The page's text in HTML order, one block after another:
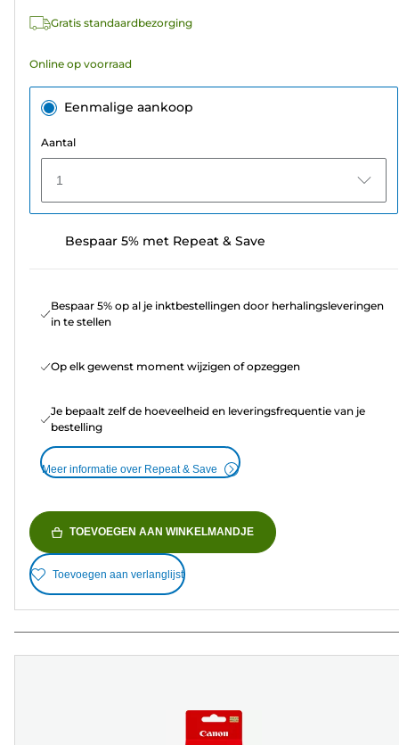
beoordelingen
Gratis standaardbezorging
Online op voorraad
Eenmalige aankoop
Aantal
1
Bespaar 5% met Repeat & Save
Bespaar 5% op al je inktbestellingen door herhalingsleveringen
in te stellen
Op elk gewenst moment wijzigen of opzeggen
Je bepaalt zelf de hoeveelheid en leveringsfrequentie van je
bestelling
Meer informatie over Repeat & Save
TOEVOEGEN AAN WINKELMANDJE
Toevoegen aan verlanglijst